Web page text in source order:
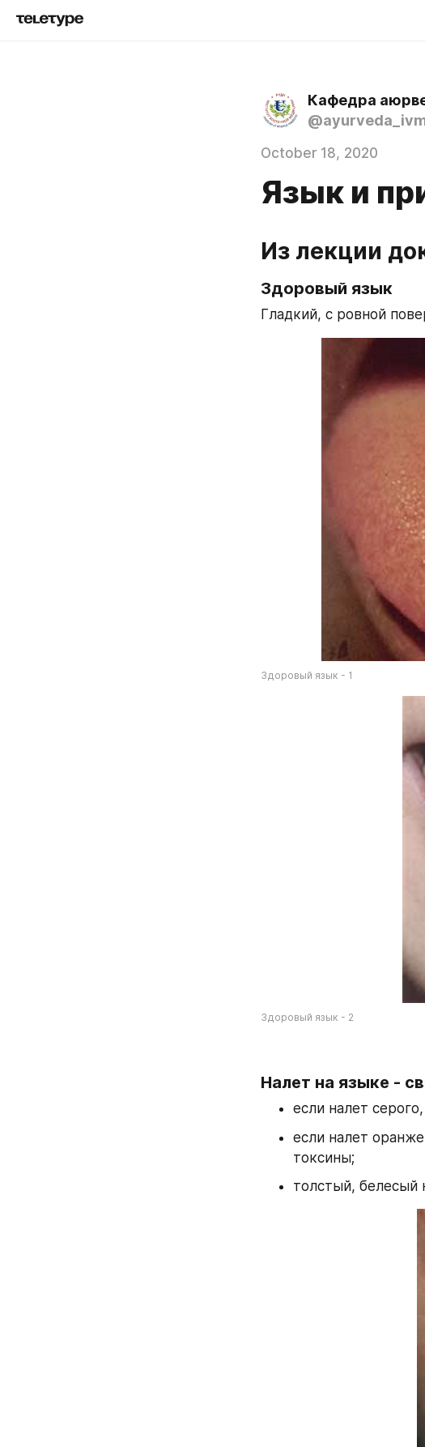
Кафедра
October 18, 2020
Язык и
Из лекции
Здоровый язык
Гладкий, с ровной
Здоровый язык - 1
Здоровый язык - 2
Налет на языке -
если налет
если налет
токсины;
толстый, белесый